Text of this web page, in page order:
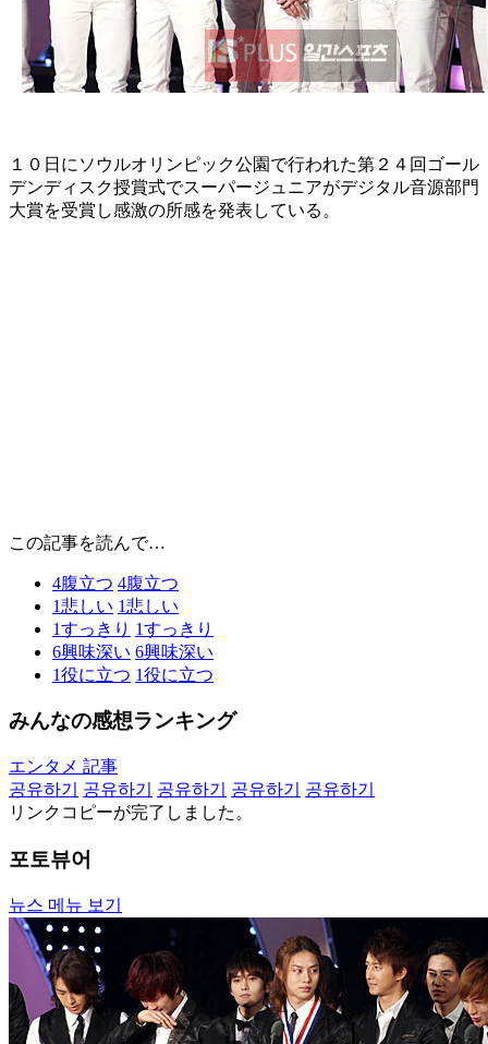
１０日にソウルオリンピック公園で行われた第２４回ゴール
デンディスク授賞式でスーパージュニアがデジタル音源部門
大賞を受賞し感激の所感を発表している。
この記事を読んで…
4腹立つ 4腹立つ
1悲しい 1悲しい
1すっきり 1すっきり
6興味深い 6興味深い
1役に立つ 1役に立つ
みんなの感想ランキング
エンタメ 記事
공유하기
공유하기 공유하기 공유하기
공유하기
リンクコピーが完了しました。
포토뷰어
뉴스 메뉴 보기